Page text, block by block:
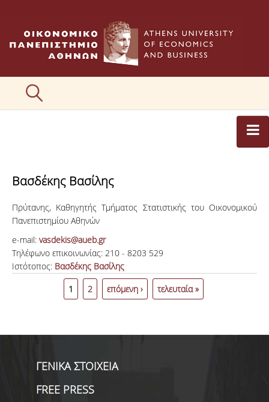
ΕΙΚΟΝΕΣ
ΑΝΑΖΗΤΗΣΗ
Βασδέκης Βασίλης
Πρύτανης, Καθηγητής Τμήματος Στατιστικής του Οικονομικού
Πανεπιστημίου Αθηνών
e-mail: vasdekis@aueb.gr
Τηλέφωνο επικοινωνίας: 210 - 8203 529
Ιστότοπος: Βασδέκης Βασίλης
1 2 επόμενη › τελευταία »
ΓΕΝΙΚΑ ΣΤΟΙΧΕΙΑ
FREE PRESS